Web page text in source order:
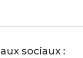
sociaux :